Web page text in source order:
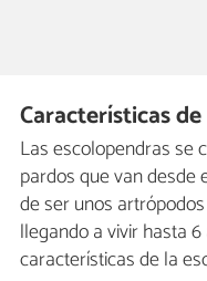
Características
Las escolopendras se
pardos que van desde
de ser unos artrópodos
llegando a vivir hasta
características de la